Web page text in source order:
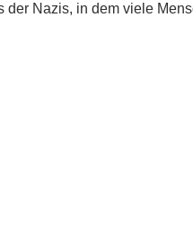
der Nazis, in dem viele